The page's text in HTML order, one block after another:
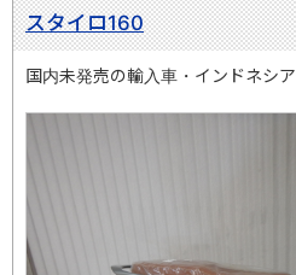
スタイロ160
国内未発売の輸入車・インドネシ